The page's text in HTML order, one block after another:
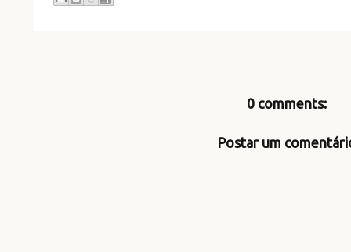
0 comments:
Postar um